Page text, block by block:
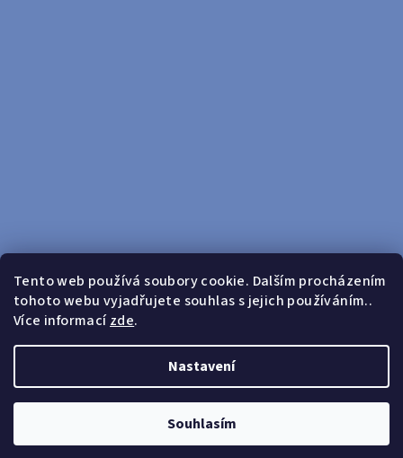
Tento web používá soubory cookie. Dalším procházením
tohoto webu vyjadřujete souhlas s jejich používáním..
Více informacízde.
Nastavení
Souhlasím
Sledovat na Instagramu
Doprava zdarma od 599 Kč
Vytvořil Shoptet